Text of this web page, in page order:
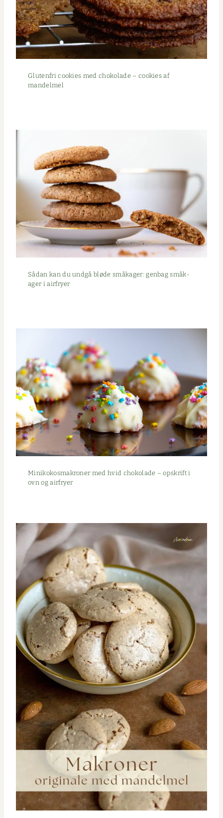
Gluten­fri cook­ies med choko­lade – cook­ies af
mandelmel
Sådan kan du undgå bløde småk­ager: gen­bag småk­
ager i airfryer
Minikokos­makro­ner med hvid choko­lade – opskrift i
ovn og airfryer